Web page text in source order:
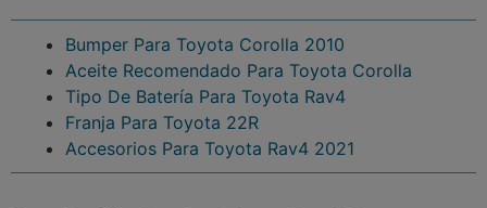
Bumper Para Toyota Corolla 2010
Aceite Recomendado Para Toyota Corolla
Tipo De Batería Para Toyota Rav4
Franja Para Toyota 22R
Accesorios Para Toyota Rav4 2021